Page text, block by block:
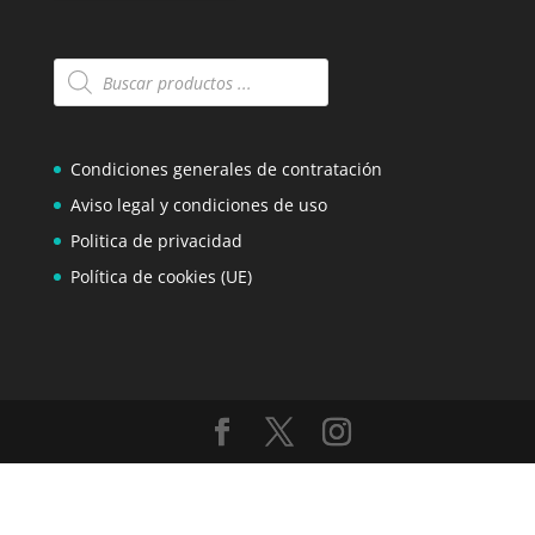
Búsqueda
de
Condiciones generales de contratación
Aviso legal y condiciones de uso
Politica de privacidad
Política de cookies (UE)